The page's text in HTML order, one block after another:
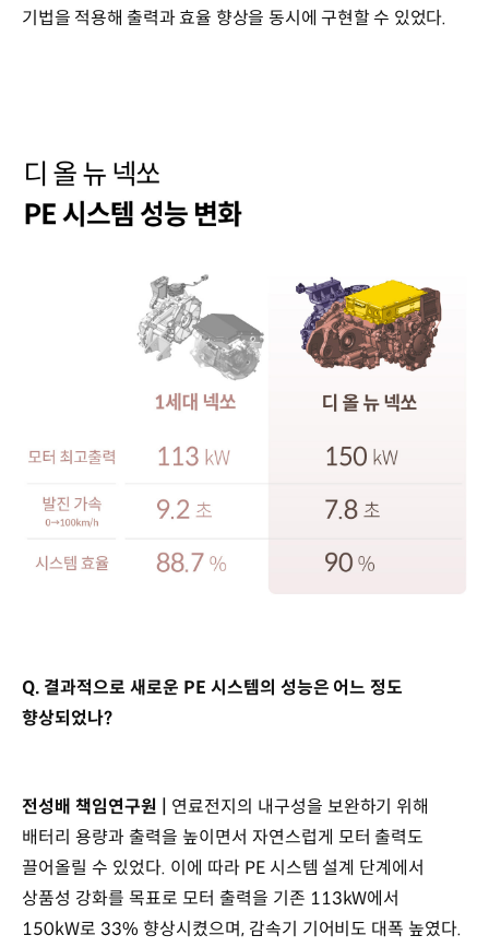
기법을 적용해 출력과 효율 향상을 동시에 구현할 수 있었다.
Q. 결과적으로 새로운 PE 시스템의 성능은 어느 정도
향상되었나?
전성배 책임연구원 | 연료전지의 내구성을 보완하기 위해
배터리 용량과 출력을 높이면서 자연스럽게 모터 출력도
끌어올릴 수 있었다. 이에 따라 PE 시스템 설계 단계에서
상품성 강화를 목표로 모터 출력을 기존 113kW에서
150kW로 33% 향상시켰으며, 감속기 기어비도 대폭 높였다.